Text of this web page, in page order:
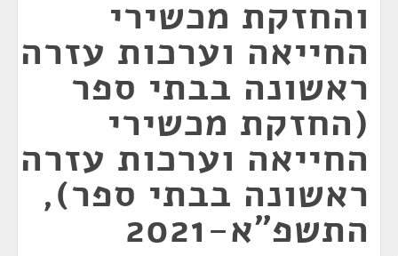
והחזקת מכשירי
החייאה וערכות עזרה
ראשונה בבתי ספר
(החזקת מכשירי
החייאה וערכות עזרה
ראשונה בבתי ספר),
התשפ"א-2021